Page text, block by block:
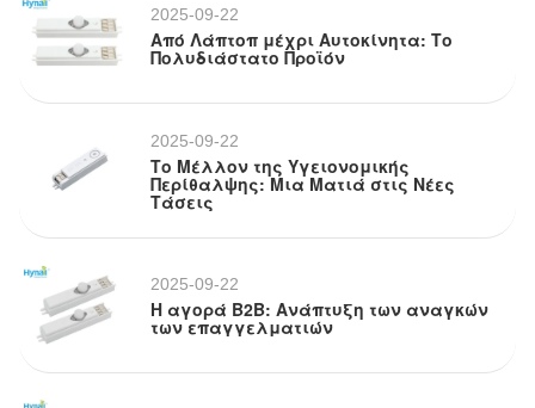
2025-09-22
Από Λάπτοπ μέχρι Αυτοκίνητα: Το
Πολυδιάστατο Προϊόν
2025-09-22
Το Μέλλον της Υγειονομικής
Περίθαλψης: Μια Ματιά στις Νέες
Τάσεις
2025-09-22
Η αγορά B2B: Ανάπτυξη των αναγκών
των επαγγελματιών